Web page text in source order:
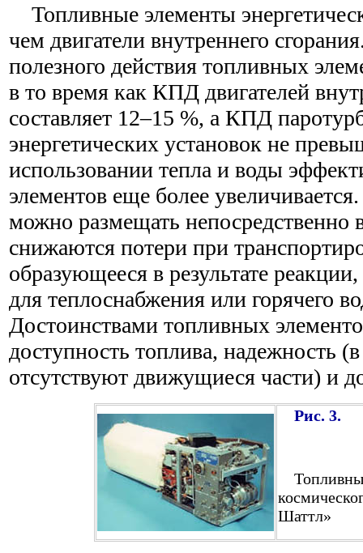
Топливные элементы
чем двигатели внутреннего
полезного действия топливных
в то время как КПД двигателей
составляет 12–15 %, а КПД
энергетических установок не
использовании тепла и воды
элементов еще более
можно размещать непосредственно
снижаются потери при
образующееся в результате
для теплоснабжения или горячего
Достоинствами топливных
доступность топлива, надежность
отсутствуют движущиеся части) и
Рис. 3.
Шаттл»